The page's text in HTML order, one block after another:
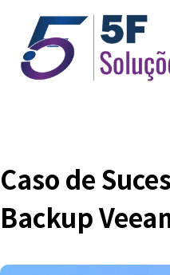
content5F Soluções em TI
Caso de
Backup